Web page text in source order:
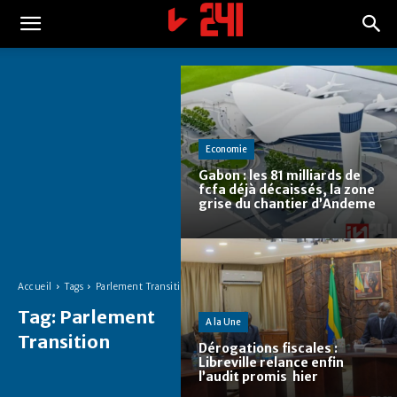
Accueil Tags Parlement Transition
Tag: Parlement
Transition
Economie
Gabon : les 81 milliards de
fcfa déjà décaissés, la zone
grise du chantier d’Andeme
A la Une
Dérogations fiscales :
Libreville relance enfin
l’audit promis hier